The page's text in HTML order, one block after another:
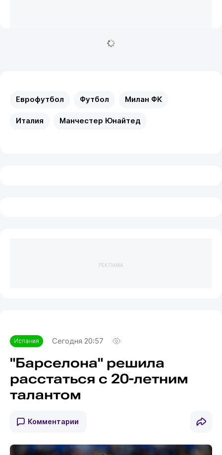
Еврофутбол Футбол Милан ФК
Италия Манчестер Юнайтед
РЕКЛАМА
Испания Сегодня 20:57
"Барселона" решила
расстаться с 20-летним
талантом
Комментарии